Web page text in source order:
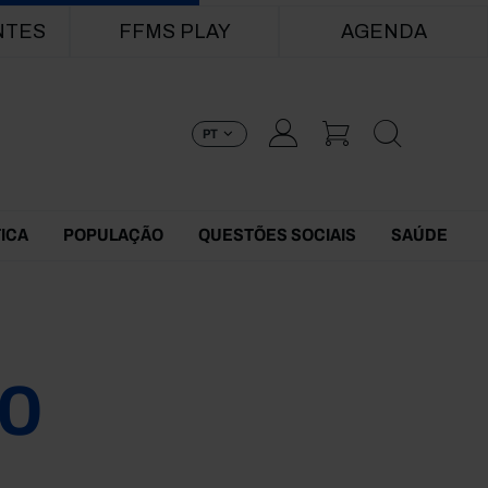
FFMS PLAY AGENDA
PT
POPULAÇÃO QUESTÕES SOCIAIS SAÚDE